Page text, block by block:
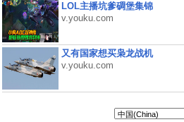
LOL主播坑爹碉堡集锦
v.youku.com
又有国家想买枭龙战机
v.youku.com